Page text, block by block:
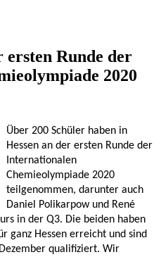
Runde der
2020
Über 200 Schüler haben in
Hessen an der ersten Runde der
Internationalen
Chemieolympiade 2020
teilgenommen, darunter auch
Daniel Polikarpow und René
in der Q3. Die beiden haben
ganz Hessen erreicht und sind
qualifiziert. Wir